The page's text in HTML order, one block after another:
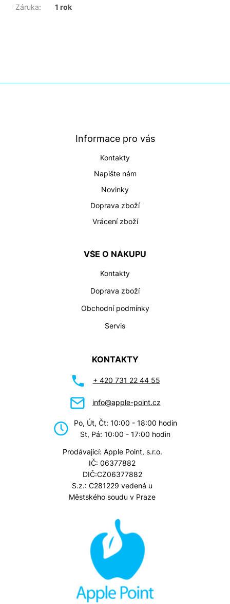
Záruka: 1 rok
Informace pro vás
Kontakty
Napište nám
Novinky
Doprava zboží
Vrácení zboží
VŠE O NÁKUPU
Kontakty
Doprava zboží
Obchodní podmínky
Servis
KONTAKTY
+ 420 731 22 44 55
info@apple-point.cz
Po, Út, Čt: 10:00 - 18:00 hodin
St, Pá: 10:00 - 17:00 hodin
Prodávající: Apple Point, s.r.o.
IČ: 06377882
DIČ:CZ06377882
S.z.: C281229 vedená u
Městského soudu v Praze